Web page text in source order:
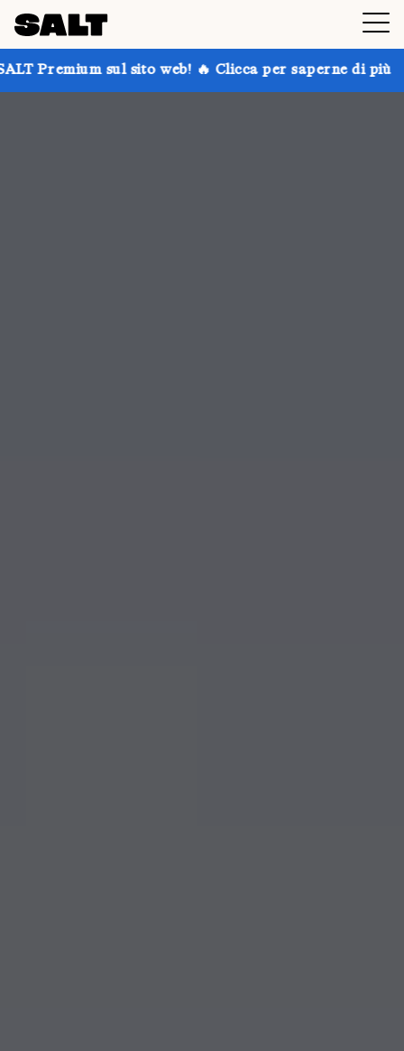
web! 🔥 Clicca per saperne di più Prendi fino al